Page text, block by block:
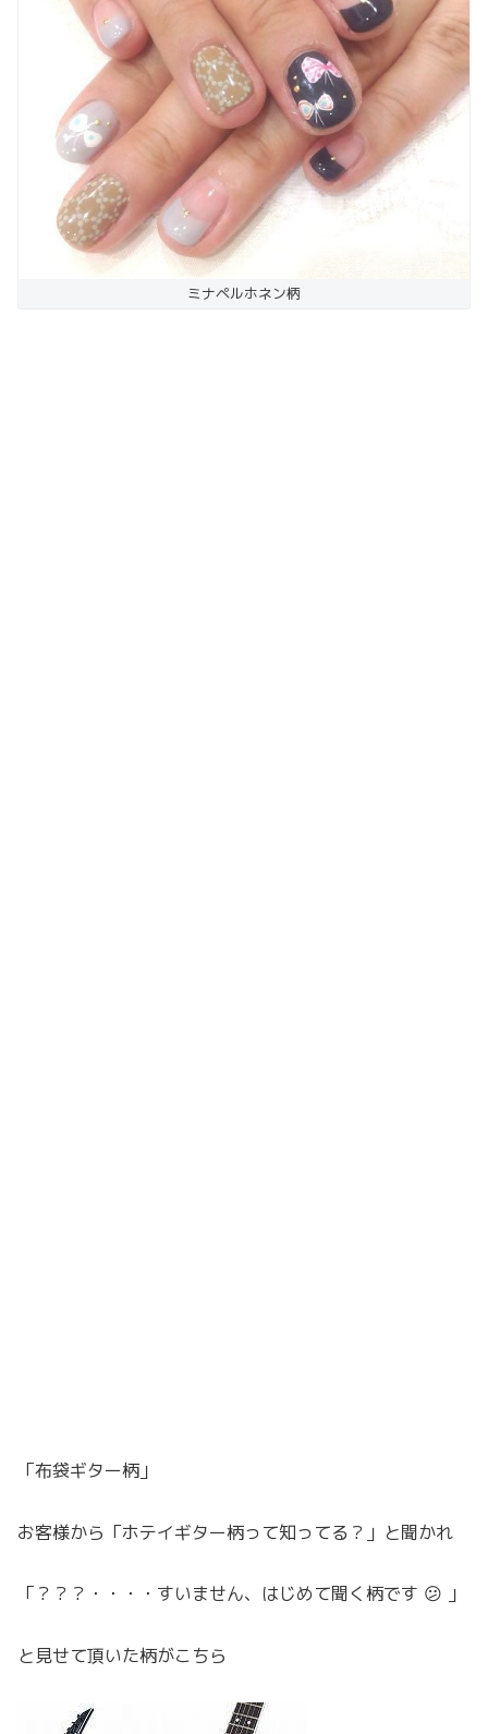
ミナペルホネン柄
「布袋ギター柄」
お客様から「ホテイギター柄って知ってる？」と聞かれ
「？？？・・・・すいません、はじめて聞く柄です 😕 」
と見せて頂いた柄がこちら